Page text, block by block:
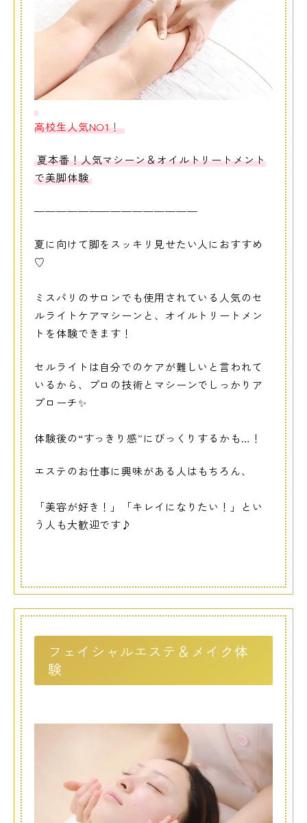
高校生人気NO1！
夏本番！人気マシーン＆オイルトリートメント
で美脚体験
———————————————
夏に向けて脚をスッキリ見せたい人におすすめ
♡
ミスパリのサロンでも使用されている人気のセ
ルライトケアマシーンと、オイルトリートメン
トを体験できます！
セルライトは自分でのケアが難しいと言われて
いるから、プロの技術とマシーンでしっかりア
プローチ✨
体験後の“すっきり感”にびっくりするかも…！
エステのお仕事に興味がある人はもちろん、
「美容が好き！」「キレイになりたい！」とい
う人も大歓迎です♪
フェイシャルエステ＆メイク体
験